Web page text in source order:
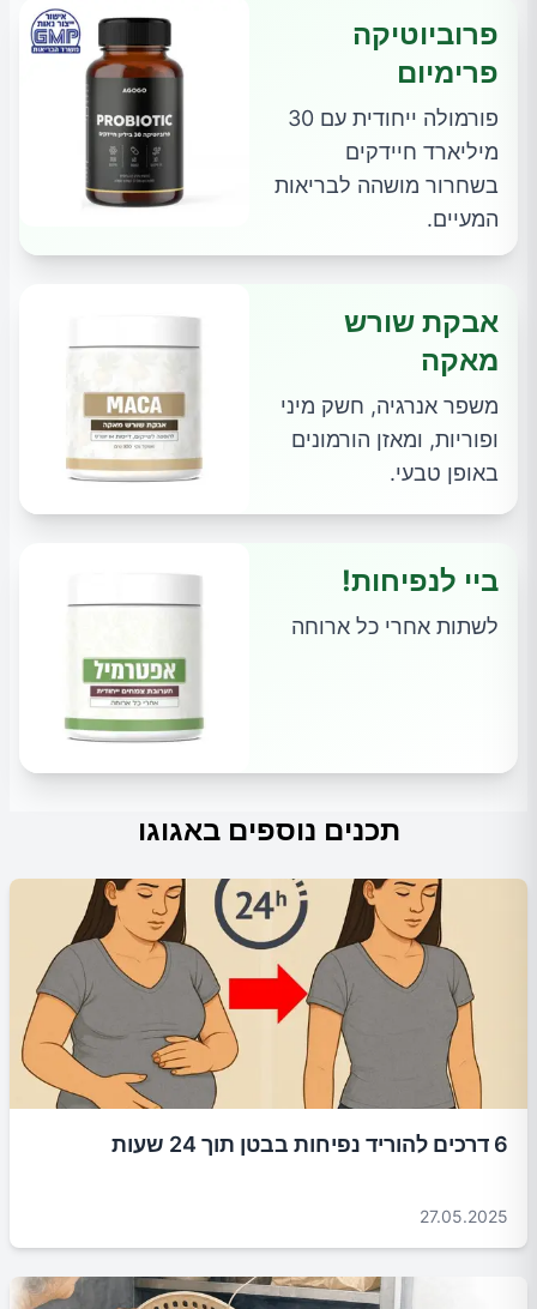
פרוביוטיקה
פרימיום
פורמולה ייחודית עם 30
מיליארד חיידקים
בשחרור מושהה לבריאות
המעיים.
אבקת שורש
מאקה
משפר אנרגיה, חשק מיני
ופוריות, ומאזן הורמונים
באופן טבעי.
ביי לנפיחות!
לשתות אחרי כל ארוחה
תכנים נוספים באגוגו
6 דרכים להוריד נפיחות בבטן תוך 24 שעות
27.05.2025